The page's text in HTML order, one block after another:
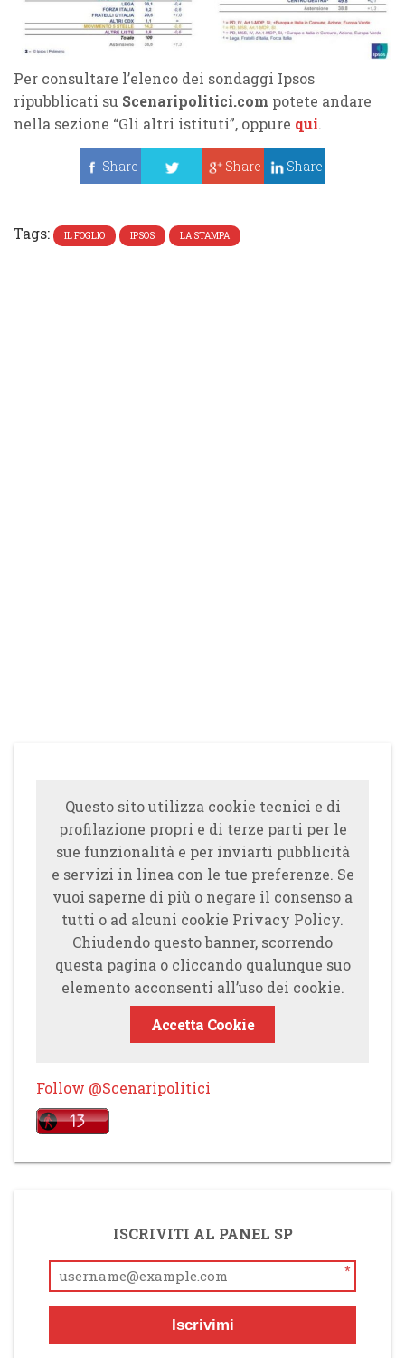
Per consultare l’elenco dei sondaggi Ipsos
ripubblicati su Scenaripolitici.com potete andare
nella sezione “Gli altri istituti”, oppure qui.
Share
Share Share
Tags: IL FOGLIO IPSOS LA STAMPA
Questo sito utilizza cookie tecnici e di
profilazione propri e di terze parti per le
sue funzionalità e per inviarti pubblicità
e servizi in linea con le tue preferenze. Se
vuoi saperne di più o negare il consenso a
tutti o ad alcuni cookie Privacy Policy.
Chiudendo questo banner, scorrendo
questa pagina o cliccando qualunque suo
elemento acconsenti all’uso dei cookie.
Accetta Cookie
Follow @Scenaripolitici
ISCRIVITI AL PANEL SP
*
Iscrivimi